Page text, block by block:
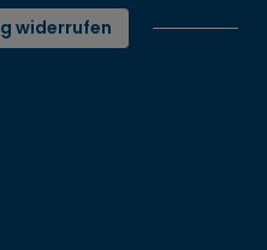
widerrufen